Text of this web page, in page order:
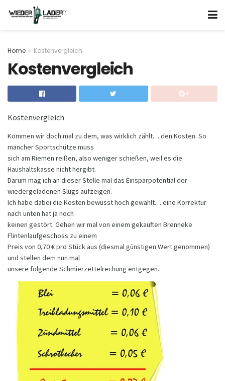
Home Kostenvergleich
Kostenvergleich
Kostenvergleich
Kommen wir doch mal zu dem, was wirklich zählt….den Kosten. So
mancher Sportschütze muss
sich am Riemen reißen, also weniger schießen, weil es die
Haushaltskasse nicht hergibt.
Darum mag ich an dieser Stelle mal das Einsparpotential der
wiedergeladenen Slugs aufzeigen.
Ich habe dabei die Kosten bewusst hoch gewählt….eine Korrektur
nach unten hat ja noch
keinen gestört. Gehen wir mal von einem gekauften Brenneke
Flintenlaufgeschoss zu einem
Preis von 0,70 € pro Stück aus (diesmal günstigen Wert genommen)
und stellen dem nun mal
unsere folgende Schmierzettelrechung entgegen.